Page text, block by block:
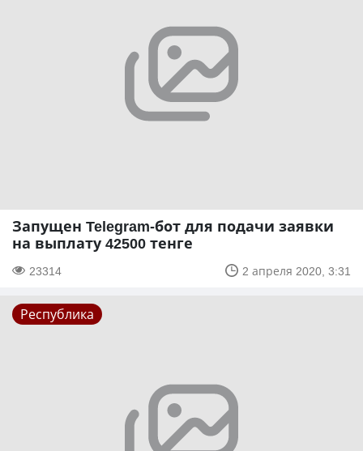
Запущен Telegram-бот для подачи заявки
на выплату 42500 тенге
23314 2 апреля 2020, 3:31
Республика